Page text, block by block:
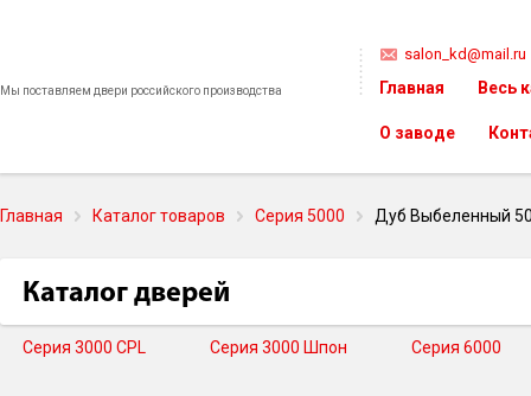
Мы поставляем двери российского производства
salon_kd@mail.ru
Главная Весь
О заводе
Главная Каталог товаров Серия 5000 Дуб Выбеленный
Каталог дверей
Серия 3000 CPL Серия 3000 Шпон Серия 6000